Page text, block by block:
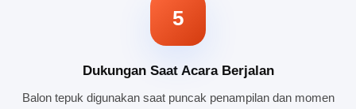
5
Dukungan Saat Acara Berjalan
Balon tepuk digunakan saat puncak penampilan dan momen